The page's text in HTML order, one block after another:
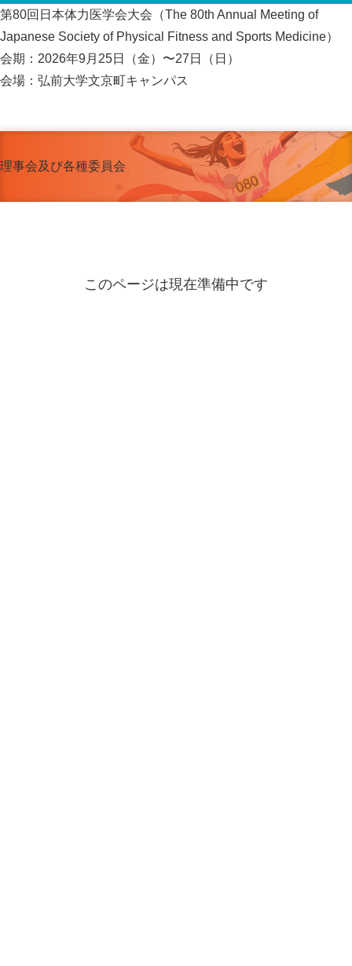
第80回日本体力医学会大会（The 80th Annual Meeting of
Japanese Society of Physical Fitness and Sports Medicine）
会期：2026年9月25日（金）〜27日（日）
会場：弘前大学文京町キャンパス
理事会及び各種委員会
このページは現在準備中です